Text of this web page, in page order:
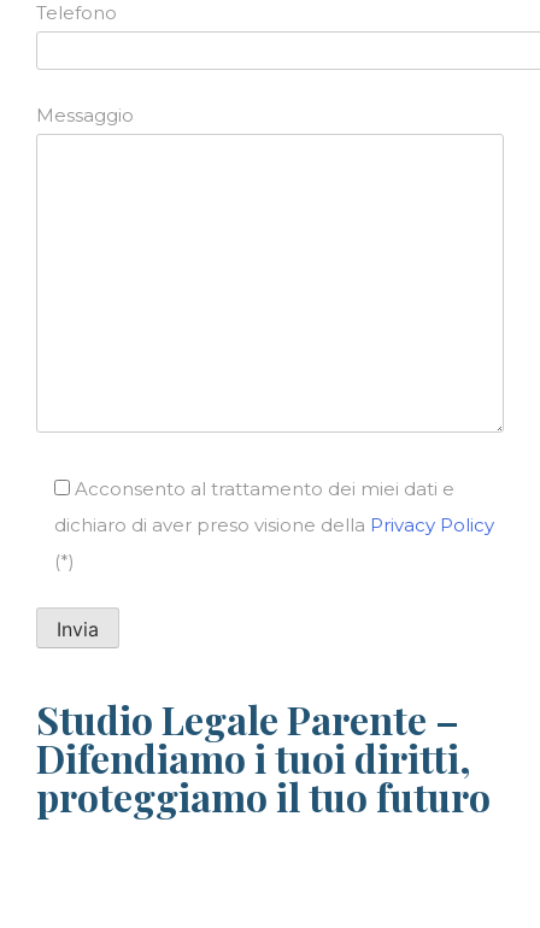
Telefono
Messaggio
Acconsento al trattamento dei miei dati e
dichiaro di aver preso visione della Privacy Policy
(*)
Studio Legale Parente –
Difendiamo i tuoi diritti,
proteggiamo il tuo futuro